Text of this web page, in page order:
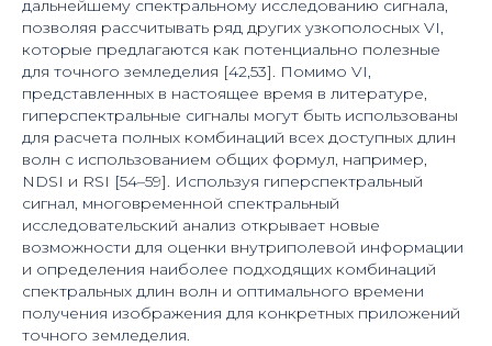
дальнейшему спектральному исследованию сигнала,
позволяя рассчитывать ряд других узкополосных VI,
которые предлагаются как потенциально полезные
для точного земледелия [42,53]. Помимо VI,
представленных в настоящее время в литературе,
гиперспектральные сигналы могут быть использованы
для расчета полных комбинаций всех доступных длин
волн с использованием общих формул, например,
NDSI и RSI [54–59]. Используя гиперспектральный
сигнал, многовременной спектральный
исследовательский анализ открывает новые
возможности для оценки внутриполевой информации
и определения наиболее подходящих комбинаций
спектральных длин волн и оптимального времени
получения изображения для конкретных приложений
точного земледелия.